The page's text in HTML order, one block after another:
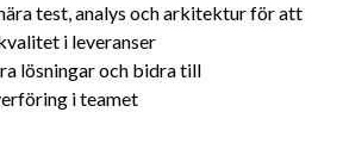
test, analys och arkitektur för att
i leveranser
lösningar och bidra till
i teamet